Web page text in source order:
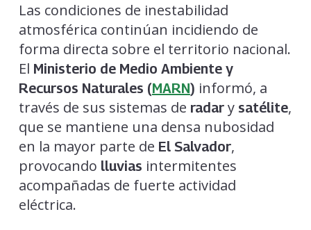
Las condiciones de inestabilidad
atmosférica continúan incidiendo de
forma directa sobre el territorio nacional.
El Ministerio de Medio Ambiente y
Recursos Naturales (MARN) informó, a
través de sus sistemas de radary satélite,
que se mantiene una densa nubosidad
en la mayor parte de El Salvador,
provocando lluvias intermitentes
acompañadas de fuerte actividad
eléctrica.